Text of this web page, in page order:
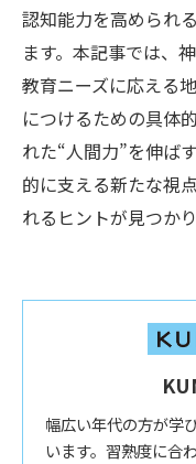
認知能力を高められ
ます。本記事では、
教育ニーズに応える
につけるための具体
れた“人間力”を伸ば
的に支える新たな視
れるヒントが見つかり
幅広い年代の方が学
います。習熟度に合